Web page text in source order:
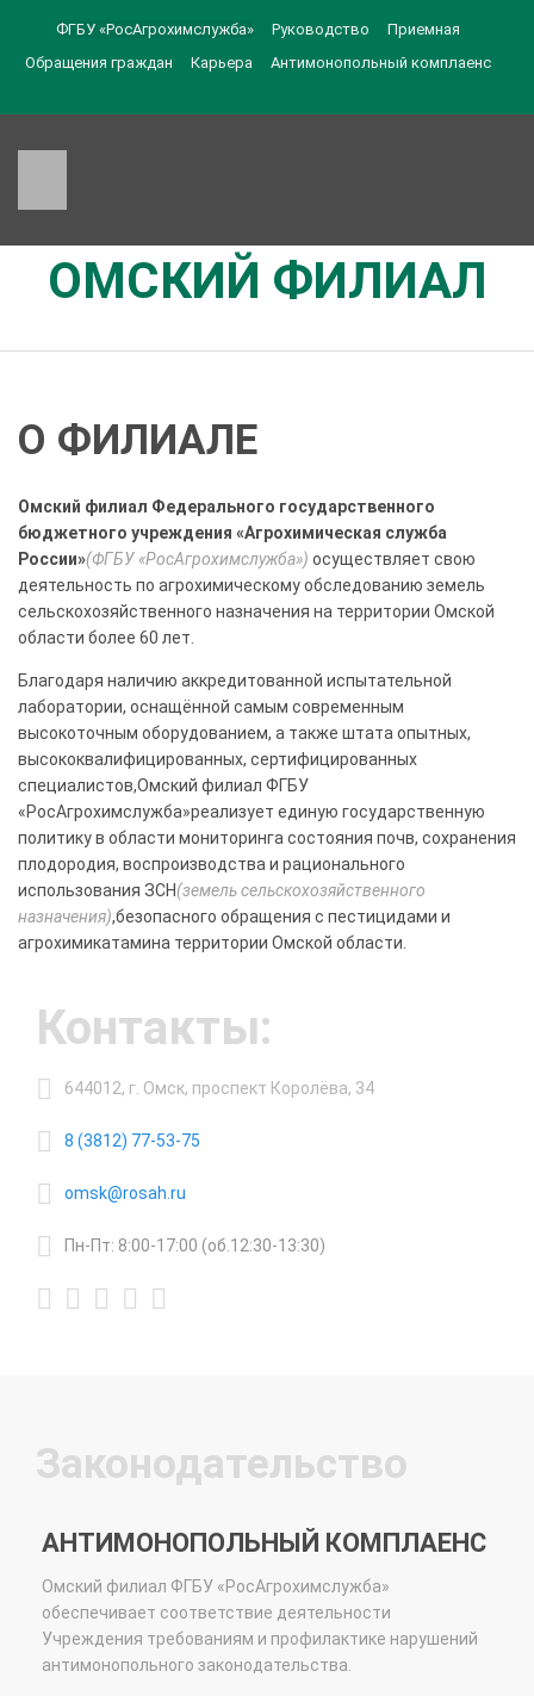
ФГБУ «РосАгрохимслужба» Руководство
Приемная
Обращения граждан
Карьера Антимонопольный комплаенс
ОМСКИЙ ФИЛИАЛ
О ФИЛИАЛЕ
Омский филиал Федерального государственного
бюджетного учреждения «Агрохимическая служба
России»(ФГБУ «РосАгрохимслужба») осуществляет свою
деятельность по агрохимическому обследованию земель
сельскохозяйственного назначения на территории Омской
области более 60 лет.
Благодаря наличию аккредитованной испытательной
лаборатории, оснащённой самым современным
высокоточным оборудованием, а также штата опытных,
высококвалифицированных, сертифицированных
специалистов,Омский филиал ФГБУ
«РосАгрохимслужба»реализует единую государственную
политику в области мониторинга состояния почв, сохранения
плодородия, воспроизводства и рационального
использования ЗСН(земель сельскохозяйственного
назначения),безопасного обращения с пестицидами и
агрохимикатамина территории Омской области.
Контакты:
644012, г. Омск, проспект Королёва, 34
8 (3812) 77-53-75
omsk@rosah.ru
Пн-Пт: 8:00-17:00 (об.12:30-13:30)
Законодательство
АНТИМОНОПОЛЬНЫЙ КОМПЛАЕНС
Омский филиал ФГБУ «РосАгрохимслужба»
обеспечивает соответствие деятельности
Учреждения требованиям и профилактике нарушений
антимонопольного законодательства.